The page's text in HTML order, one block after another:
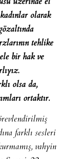
olarak
tehlike
bir hak ve
olsa da,
ortaktır.
farklı sesleri
vahyin